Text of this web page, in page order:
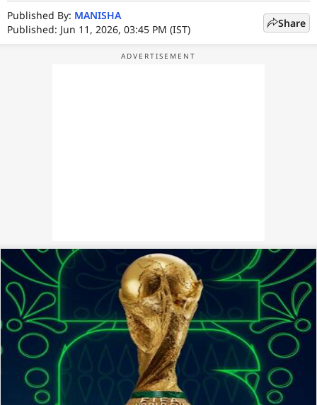
Published By: MANISHA
Published: Jun 11, 2026, 03:45 PM (IST)
Share